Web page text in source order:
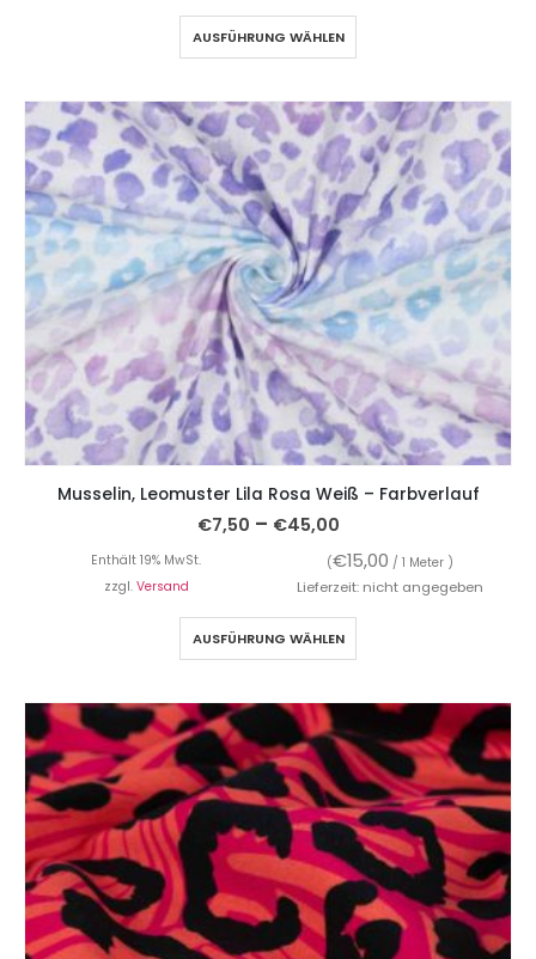
AUSFÜHRUNG WÄHLEN
Musselin, Leomuster Lila Rosa Weiß – Farbverlauf
€7,50 – €45,00
Enthält 19% MwSt. (€15,00 / 1 Meter )
zzgl. Versand Lieferzeit: nicht angegeben
AUSFÜHRUNG WÄHLEN